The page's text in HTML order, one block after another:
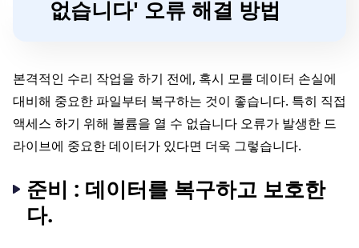
없습니다' 오류 해결 방법
본격적인 수리 작업을 하기 전에, 혹시 모를 데이터 손실에
대비해 중요한 파일부터 복구하는 것이 좋습니다. 특히 직접
액세스 하기 위해 볼륨을 열 수 없습니다 오류가 발생한 드
라이브에 중요한 데이터가 있다면 더욱 그렇습니다.
준비 : 데이터를 복구하고 보호한
다.